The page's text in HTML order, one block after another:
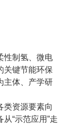
性制氢、微电
关键节能环保
主体、产学研
类资源要素向
“示范应用”走